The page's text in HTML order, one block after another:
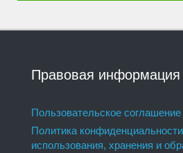
Правовая информация
Пользовательское соглашение
Политика
использования, хранения и